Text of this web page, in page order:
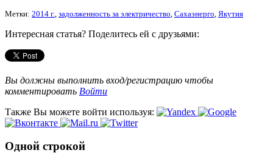
Метки: 2014 г. задолженность за электричество Сахаэнерго Якутия
Интересная статья? Поделитесь ей с друзьями:
Вы должны выполнить вход/регистрацию чтобы
комментировать Войти
Также Вы можете войти используя:
Одной строкой